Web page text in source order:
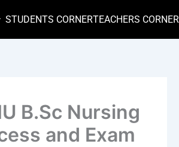
STUDENTS CORNERTEACHERS CORNER
B.Sc Nursing
and Exam